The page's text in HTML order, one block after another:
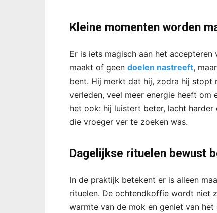
Kleine momenten worden
Er is iets magisch aan het
maakt of geen doelen nastreeft,
bent. Hij merkt dat hij, zodra hij
verleden, veel meer energie heeft om
het ook: hij luistert beter, lacht
die vroeger ver te zoeken was.
Dagelijkse rituelen bewust
In de praktijk betekent er is alleen
rituelen. De ochtendkoffie wordt niet
warmte van de mok en geniet van